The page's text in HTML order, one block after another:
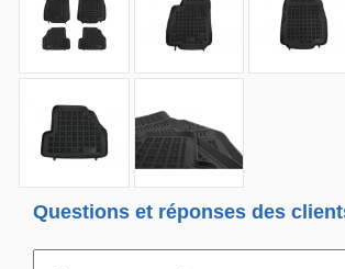
Questions et réponses des